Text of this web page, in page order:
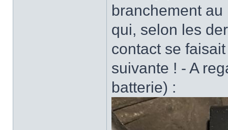
branchement
qui, selon les
contact se
suivante ! - A
batterie) :